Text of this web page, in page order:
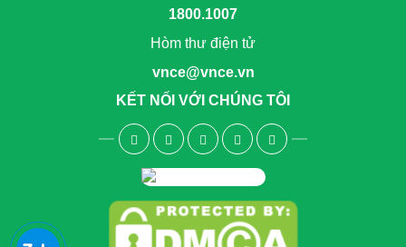
1800.1007
Hòm thư điện tử
vnce@vnce.vn
KẾT NỐI VỚI CHÚNG TÔI